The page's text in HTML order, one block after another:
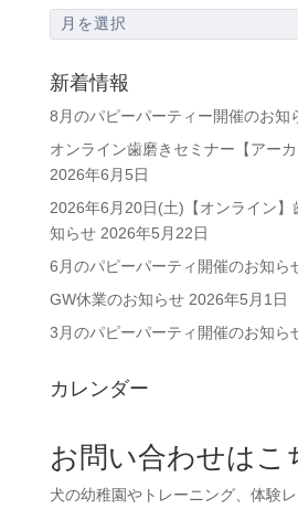
ー
カ
イ
ブ
新着情報
8月のパピーパーティー開催のお知
オンライン歯磨きセミナー【アー
2026年6月5日
2026年6月20日(土)【オンライン】
知らせ 2026年5月22日
6月のパピーパーティ開催のお知ら
GW休業のお知らせ 2026年5月1日
3月のパピーパーティ開催のお知ら
カレンダー
お問い合わせはこ
犬の幼稚園やトレーニング、体験